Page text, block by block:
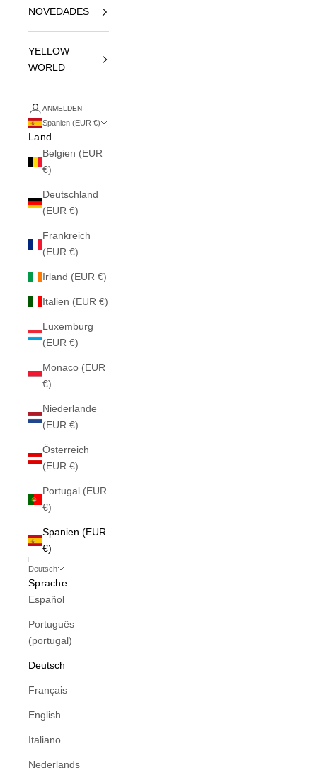
NOVEDADES
YELLOW
WORLD
ANMELDEN
Spanien (EUR €)
Land
Belgien (EUR
€)
Deutschland
(EUR €)
Frankreich
(EUR €)
Irland (EUR €)
Italien (EUR €)
Luxemburg
(EUR €)
Monaco (EUR
€)
Niederlande
(EUR €)
Österreich
(EUR €)
Portugal (EUR
€)
Spanien (EUR
€)
Deutsch
Sprache
Español
Português
(portugal)
Deutsch
Français
English
Italiano
Nederlands